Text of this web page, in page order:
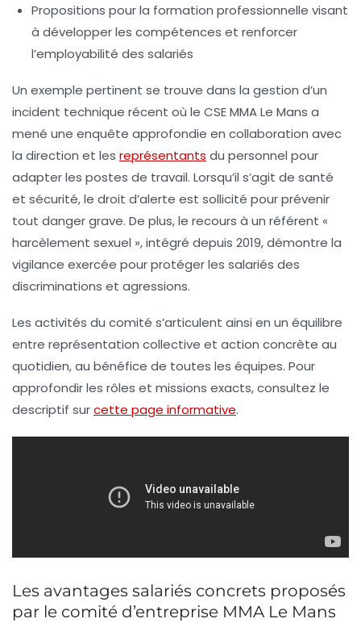
Propositions pour la formation professionnelle visant
à développer les compétences et renforcer
l’employabilité des salariés
Un exemple pertinent se trouve dans la gestion d’un
incident technique récent où le CSE MMA Le Mans a
mené une enquête approfondie en collaboration avec
la direction et les représentants du personnel pour
adapter les postes de travail. Lorsqu’il s’agit de santé
et sécurité, le droit d’alerte est sollicité pour prévenir
tout danger grave. De plus, le recours à un référent «
harcèlement sexuel », intégré depuis 2019, démontre la
vigilance exercée pour protéger les salariés des
discriminations et agressions.
Les activités du comité s’articulent ainsi en un équilibre
entre représentation collective et action concrète au
quotidien, au bénéfice de toutes les équipes. Pour
approfondir les rôles et missions exacts, consultez le
descriptif surcette page informative.
Les avantages salariés concrets proposés
par le comité d’entreprise MMA Le Mans